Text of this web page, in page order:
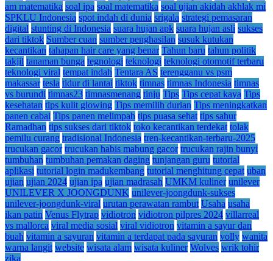
am matematika soal ipa soal matematika soal ujian akidah akhlak mi
SPKLU Indonesia spot indah di dunia srigala strategi pemasaran
digital stunting di Indonesia suara hujan apk suara hujan asli sukses
dari tiktok Sumber cuan sumber penghasilan susuk kutukan
kecantikan tahapan hair care yang benar Tahun baru tahun politik
takjil tanaman bunga tegnologi teknologi teknologi otomotif terbaru
teknologi viral tempat indah Tentara AS terengganu vs psm
makassar tesla tidur di lantai tiktok timnas timnas Indonesia timnas
vs burundi timnas23 timnasmenang tinju Tips Tips cepat kaya Tips
kesehatan tips kulit glowing Tips memilih durian Tips meningkatkan
panen cabai Tips panen melimpah tips puasa sehat tips sahur
Ramadhan tips sukses dari tiktok toko kecantikan terdekat tolak
pemilu curang tradisional Indonesia tren-kecantikan-terbaru-2025
trucukan gacor trucukan habis mabung gacor trucukan rajin bunyi
tumbuhan tumbuhan pemakan daging tunjangan guru tutorial
aplikasi tutorial login madukembang tutorial menghitung cepat uban
ujian ujian 2024 ujian ipa ujian madrasah UMKM kuliner unilever
UNILEVER X JOONGDUNK unilever-joongdunk-sukses
unilever-joongdunk-viral urutan perawatan rambut Usaha usaha
ikan patin Venus Flytrap vidiotron vidiotron pilpres 2024 villarreal
vs mallorca viral media sosial viral vidiotron vitamin a sayur dan
buah vitamin a sayuran vitamin a terdapat pada sayuran volly wanita
warna langit website wisata alam wisata kuliner Wolves wrik tohir
zika